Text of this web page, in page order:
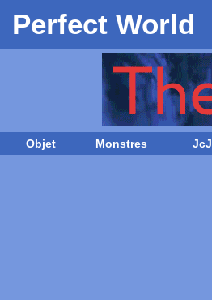
Perfect World
Objet Monstres JcJ